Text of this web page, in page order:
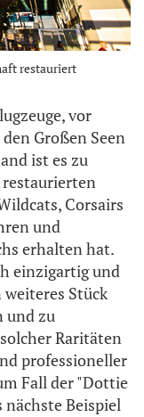
restauriert
vor
Großen Seen
ist es zu
restaurierten
Corsairs
und
erhalten hat.
einzigartig und
Stück
und zu
Raritäten
professioneller
Fall der "Dottie
nächste Beispiel